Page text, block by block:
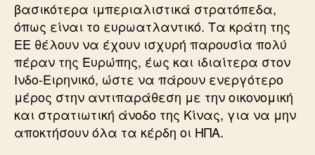
βασικότερα ιμπεριαλιστικά στρατόπεδα,
όπως είναι το ευρωατλαντικό. Τα κράτη της
ΕΕ θέλουν να έχουν ισχυρή παρουσία πολύ
πέραν της Ευρώπης, έως και ιδιαίτερα στον
Ινδο-Ειρηνικό, ώστε να πάρουν ενεργότερο
μέρος στην αντιπαράθεση με την οικονομική
και στρατιωτική άνοδο της Κίνας, για να μην
αποκτήσουν όλα τα κέρδη οι ΗΠΑ.